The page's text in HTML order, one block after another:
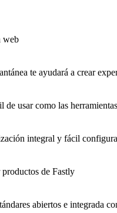
web
te ayudará a crear
usar como las
integral y fácil
productos de Fastly
abiertos e integrada